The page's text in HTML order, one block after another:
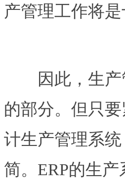
产管理工作将
因此，生产
的部分。但只
计生产管理系
简。ERP的生